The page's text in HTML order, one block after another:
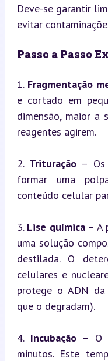
Deve-se garantir
evitar
Passo a Passo
1. Fragmentação
e cortado em
dimensão, maior a
reagentes agirem.
2. Trituração – Os
formar uma
conteúdo celular
3. Lise química – A
uma solução
destilada. O
celulares e
protege o ADN da
que o degradam).
4. Incubação – O
minutos. Este